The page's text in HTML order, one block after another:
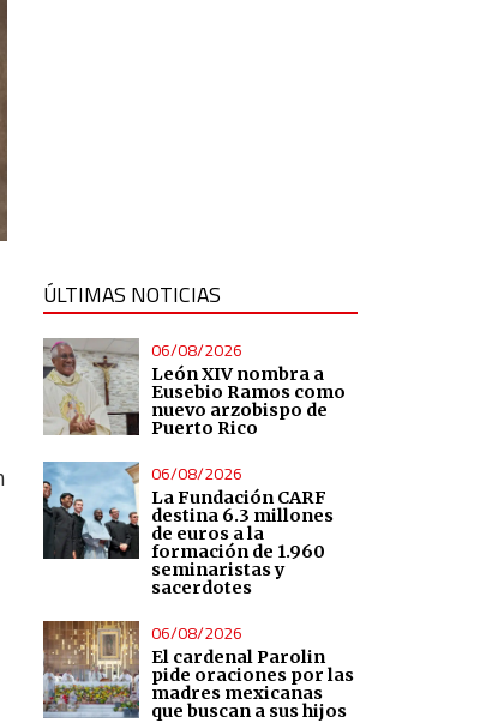
ÚLTIMAS NOTICIAS
06/08/2026
León XIV nombra a
Eusebio Ramos como
nuevo arzobispo de
Puerto Rico
06/08/2026
La Fundación CARF
destina 6.3 millones
de euros a la
formación de 1.960
seminaristas y
sacerdotes
06/08/2026
El cardenal Parolin
pide oraciones por las
madres mexicanas
que buscan a sus hijos